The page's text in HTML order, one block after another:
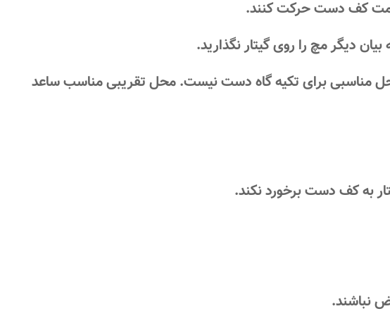
کف دست حرکت کنند.
دیگر مچ را روی گیتار نگذارید.
محل مناسبی برای تکیه گاه دست نیست. محل تقریبی مناسب ساعد
به کف دست برخورد نکند.
نباشند.